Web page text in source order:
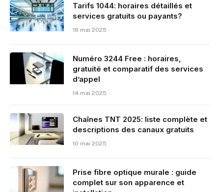
Tarifs 1044: horaires détaillés et
services gratuits ou payants?
18 mai 2025
Numéro 3244 Free : horaires,
gratuité et comparatif des services
d’appel
14 mai 2025
Chaînes TNT 2025: liste complète et
descriptions des canaux gratuits
10 mai 2025
Prise fibre optique murale : guide
complet sur son apparence et